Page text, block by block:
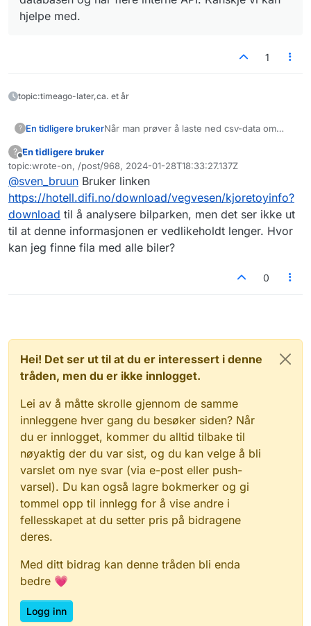
hjelpe med.
1
topic:timeago-later,ca. et år
? En tidligere brukerNår man prøver å laste ned csv-data om
GB).
Løsningen ser ikke ut til å støtte at man kun
laster ned de dataene man spesifiserer i
filteret på visningssiden? Noen tips til
hvordan dette kan løses?
cca7-4417-90be-b368f7d9542c
?
Frakoblet
En tidligere bruker
topic:wrote-on, /post/968, 2024-01-28T18:33:27.137Z
Sist endret av
@sven_bruun Bruker linken
https://hotell.difi.no/download/vegvesen/kjoretoyinfo?
download til å analysere bilparken, men det ser ikke ut
til at denne informasjonen er vedlikeholdt lenger. Hvor
kan jeg finne fila med alle biler?
0
Hei! Det ser ut til at du er interessert i denne
tråden, men du er ikke innlogget.
Lei av å måtte skrolle gjennom de samme
innleggene hver gang du besøker siden? Når
du er innlogget, kommer du alltid tilbake til
nøyaktig der du var sist, og du kan velge å bli
varslet om nye svar (via e-post eller push-
varsel). Du kan også lagre bokmerker og gi
tommel opp til innlegg for å vise andre i
fellesskapet at du setter pris på bidragene
deres.
Med ditt bidrag kan denne tråden bli enda
bedre 💗
Logg inn